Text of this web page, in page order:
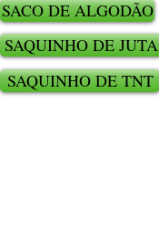
SACO DE ALGODÃO
SAQUINHO DE JUTA
SAQUINHO DE TNT